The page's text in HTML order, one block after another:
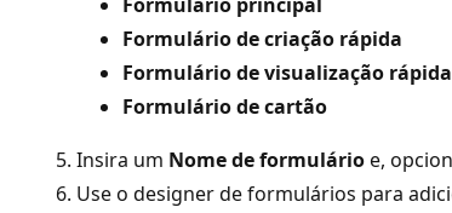
Formulário principal
Formulário de criação rápida
Formulário de visualização rápida
Formulário de cartão
Insira um Nome de formulárioe,
Use o designer de formulários para